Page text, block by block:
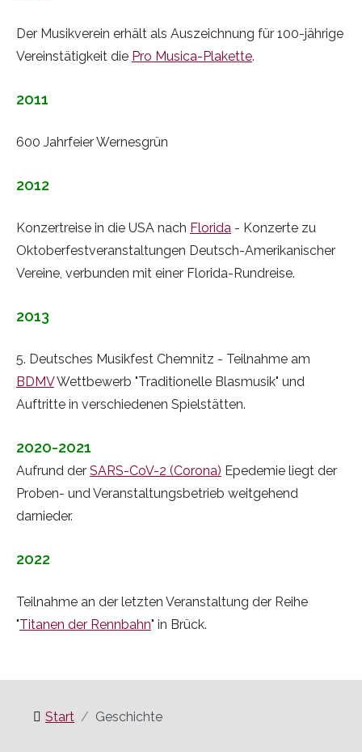
Der Musikverein erhält als Auszeichnung für 100-jährige
Vereinstätigkeit die Pro Musica-Plakette.
2011
600 Jahrfeier Wernesgrün
2012
Konzertreise in die USA nach Florida - Konzerte zu
Oktoberfestveranstaltungen Deutsch-Amerikanischer
Vereine, verbunden mit einer Florida-Rundreise.
2013
5. Deutsches Musikfest Chemnitz - Teilnahme am
BDMVWettbewerb "Traditionelle Blasmusik" und
Auftritte in verschiedenen Spielstätten.
2020-2021
Aufrund der SARS-CoV-2 (Corona) Epedemie liegt der
Proben- und Veranstaltungsbetrieb weitgehend
darnieder.
2022
Teilnahme an der letzten Veranstaltung der Reihe
"Titanen der Rennbahn" in Brück.
Start Geschichte